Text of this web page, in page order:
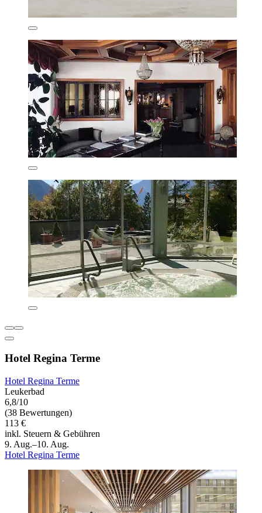
Hotel Regina Terme
Hotel Regina Terme
Leukerbad
6,8/10
(38 Bewertungen)
113 €
inkl. Steuern & Gebühren
9. Aug.–10. Aug.
Hotel Regina Terme